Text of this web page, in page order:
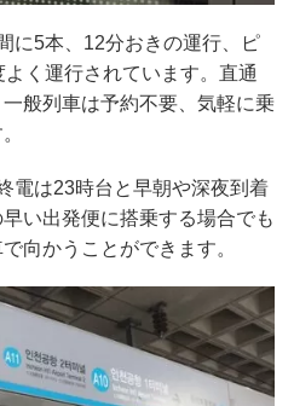
に5本、12分おきの運行、ピ
く運行されています。直通
般列車は予約不要、気軽に乗
電は23時台と早朝や深夜到着
い出発便に搭乗する場合でも
向かうことができます。